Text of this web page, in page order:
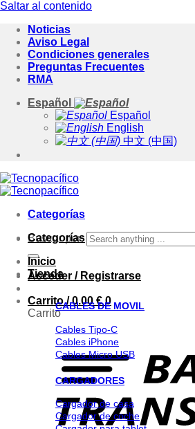
Saltar al contenido
Noticias
Aviso Legal
Condiciones generales
Preguntas Frecuentes
RMA
Español
Español
English
中文 (中国)
Categorías
Buscar por:
Acceder / Registrarse
Carrito /0.00€ 0
Carrito
Categorías
Inicio
Tienda
CABLES DE MOVIL
Cables Tipo-C
Cables iPhone
Cables Micro USB
CARGADORES
Cargador de casa
Cargador de coche